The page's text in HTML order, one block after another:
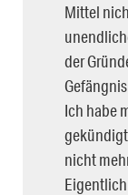
Mittel
der
Ich habe
nicht